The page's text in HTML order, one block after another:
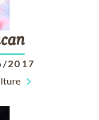
2017